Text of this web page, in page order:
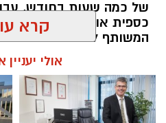
של כמה שעות בחודש,
כספית או העברת מוצרים
המשותף לכולם הוא
יכולה ליצור שינוי
ברחבי הארץ מצליחות
הציבור לעזור לבין
ולהפוך כל תרומה לסיוע
בזמן הנכון ובדרך מכבדת.
קרא
אולי